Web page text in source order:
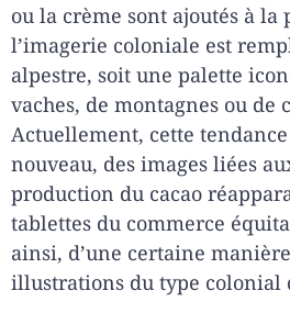
ou la crème sont ajoutés à la
l’imagerie coloniale est
alpestre, soit une palette
vaches, de montagnes ou de
Actuellement, cette tendance
nouveau, des images liées
production du cacao
tablettes du commerce
ainsi, d’une certaine
illustrations du type colonial